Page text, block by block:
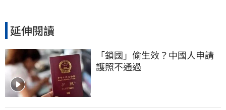
延伸閱讀
「鎖國」偷生效？中國人申請
護照不通過